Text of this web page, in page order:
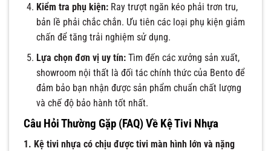
Kiểm tra phụ kiện:Ray trượt ngăn kéo phải trơn tru,
bản lề phải chắc chắn. Ưu tiên các loại phụ kiện giảm
chấn để tăng trải nghiệm sử dụng.
Lựa chọn đơn vị uy tín:Tìm đến các xưởng sản xuất,
showroom nội thất là đối tác chính thức của Bento để
đảm bảo bạn nhận được sản phẩm chuẩn chất lượng
và chế độ bảo hành tốt nhất.
Câu Hỏi Thường Gặp (FAQ) Về Kệ Tivi Nhựa
1. Kệ tivi nhựa có chịu được tivi màn hình lớn và nặng